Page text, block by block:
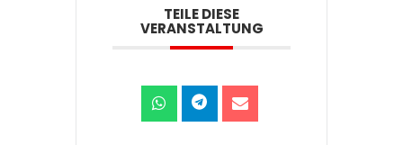
TEILE DIESE
VERANSTALTUNG